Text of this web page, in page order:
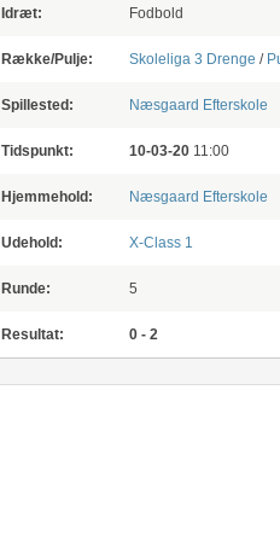
Idræt: Fodbold
Række/Pulje: Skoleliga 3 Drenge /
Spillested: Næsgaard Efterskole
Tidspunkt: 10-03-20 11:00
Hjemmehold: Næsgaard Efterskole
Udehold: X-Class 1
Runde: 5
Resultat: 0 - 2